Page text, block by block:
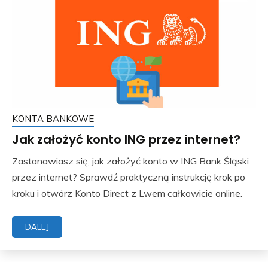
KONTA BANKOWE
Jak założyć konto ING przez internet?
Zastanawiasz się, jak założyć konto w ING Bank Śląski
przez internet? Sprawdź praktyczną instrukcję krok po
kroku i otwórz Konto Direct z Lwem całkowicie online.
DALEJ